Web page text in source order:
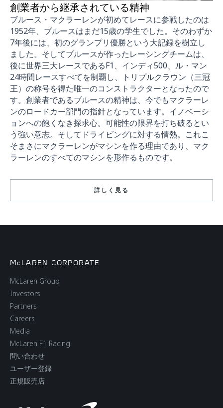
創業者から継承されている精神
ブルース・マクラーレンが初めてレースに参戦したのは
1952年、ブルースはまだ15歳の学生でした。そのわずか
7年後には、初のグランプリ優勝という大記録を樹立し
ました。そしてブルースが作ったレーシングチームは、
後に世界三大レースであるF1、インディ500、ル・マン
24時間レースすべてを制覇し、トリプルクラウン（三冠
王）の称号を得た唯一のコンストラクターとなったので
す。創業者であるブルースの精神は、今でもマクラーレ
ンのロードカー部門の指針となっています。イノベーシ
ョンへの飽くなき探求心。可能性の限界を打ち破るとい
う強い意志。そしてドライビングに対する情熱。これこ
そまさにマクラーレンがマシンを作る理由であり、マク
ラーレンのすべてのマシンを形作るものです。
詳しく見る
McLAREN CORPORATE
McLaren Group
Investors
Partners
Careers
Media
McLaren F1 Racing
問い合わせ
ユーザー登録
正規販売店